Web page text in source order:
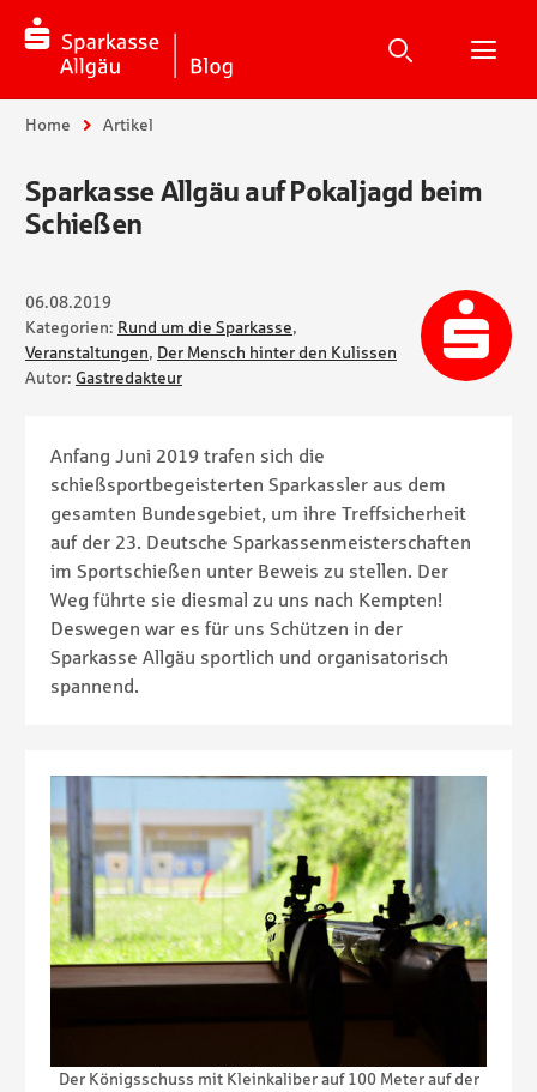
Suche
Suche
Sie sind hier:
Home Artikel
Sparkasse Allgäu auf Pokaljagd beim
Schießen
06.08.2019
Kategorien: Rund um die Sparkasse,
Veranstaltungen, Der Mensch hinter den Kulissen
Autor: Gastredakteur
Anfang Juni 2019 trafen sich die
schießsportbegeisterten Sparkassler aus dem
gesamten Bundesgebiet, um ihre Treffsicherheit
auf der 23. Deutsche Sparkassenmeisterschaften
im Sportschießen unter Beweis zu stellen. Der
Weg führte sie diesmal zu uns nach Kempten!
Deswegen war es für uns Schützen in der
Sparkasse Allgäu sportlich und organisatorisch
spannend.
Der Königsschuss mit Kleinkaliber auf 100 Meter auf der